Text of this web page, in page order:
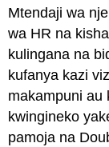
Mtendaji wa
wa HR na
kulingana na
kufanya kazi
makampuni au
kwingineko
pamoja na